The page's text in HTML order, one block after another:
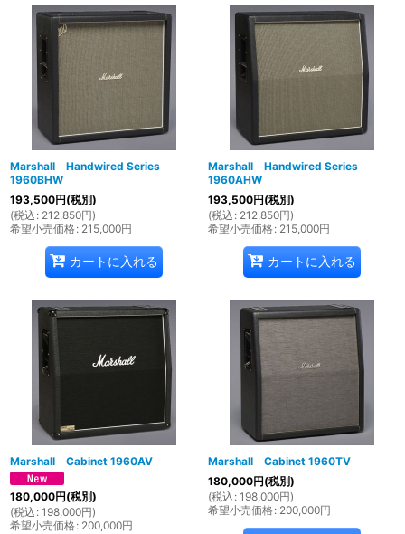
並び順 :
Marshall Handwired Series
1960BHW
193,500円(税別)
(税込 : 212,850円)
希望小売価格: 215,000円
カートに入れる
Marshall Handwired Series
1960AHW
193,500円(税別)
(税込 : 212,850円)
希望小売価格: 215,000円
カートに入れる
Marshall Cabinet 1960AV
180,000円(税別)
(税込 : 198,000円)
希望小売価格: 200,000円
Marshall Cabinet 1960TV
180,000円(税別)
(税込 : 198,000円)
希望小売価格: 200,000円